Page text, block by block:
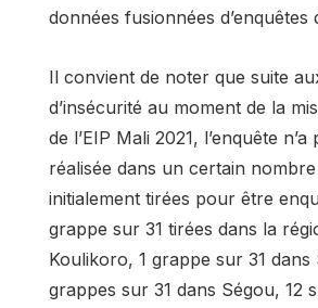
données fusionnées d’enquêtes
Il convient de noter que suite
d’insécurité au moment de la
de l’EIP Mali 2021, l’enquête
réalisée dans un certain
initialement tirées pour être
grappe sur 31 tirées dans la
Koulikoro, 1 grappe sur 31 dans
grappes sur 31 dans Ségou, 12